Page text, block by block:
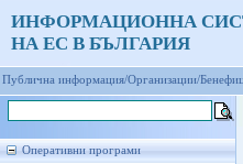
ИНФОРМАЦИОННА
НА ЕС В БЪЛГАРИЯ
Публична информация/Организации/
Оперативни програми